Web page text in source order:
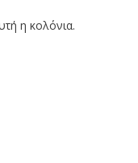
η κολόνια.